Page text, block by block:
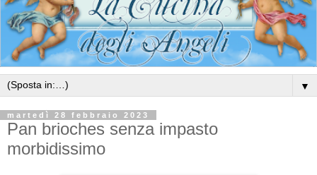
▼
martedì 28 febbraio 2023
Pan brioches senza impasto
morbidissimo